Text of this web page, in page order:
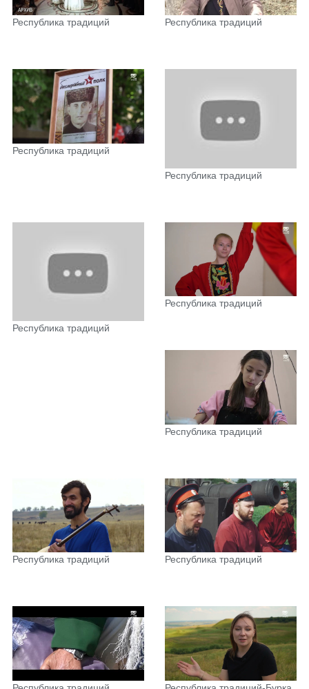
Республика традиций Республика традиций
Республика традиций
Республика традиций
Республика традиций
Республика традиций
Республика традиций
Республика традиций Республика традиций